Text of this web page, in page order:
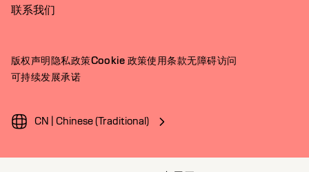
联系我们
版权声明 隐私政策Cookie 政策使用条款无障碍访问
可持续发展承诺
CN | Chinese (Traditional)